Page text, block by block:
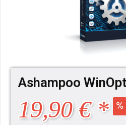
Ashampoo
19,90 € *